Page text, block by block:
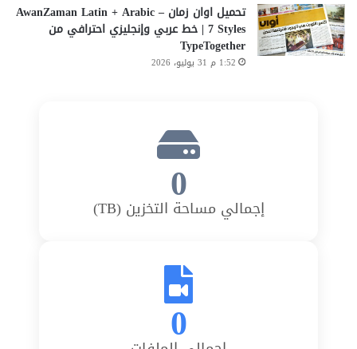
تحميل اوان زمان AwanZaman Latin + Arabic –
7 Styles | خط عربي وإنجليزي احترافي من
TypeTogether
1:52 م 31 يوليو، 2026
0
إجمالي مساحة التخزين (TB)
0